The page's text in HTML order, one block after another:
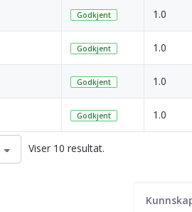
Godkjent 1.0
Godkjent 1.0
Godkjent 1.0
Godkjent 1.0
Viser 10 resultat.